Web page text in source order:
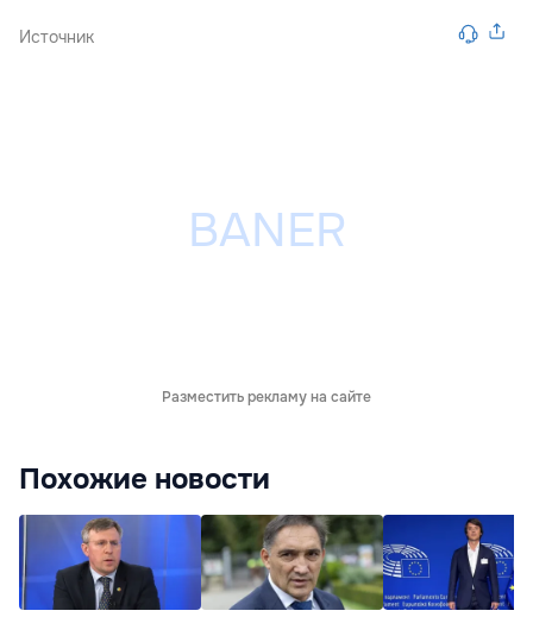
Источник
Разместить рекламу на сайте
Похожие новости